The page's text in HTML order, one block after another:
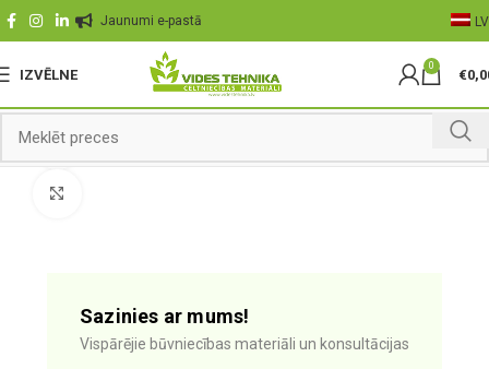
Jaunumi e-pastā LV
IZVĒLNE
0
€
360 product view
Sazinies ar mums!
Vispārējie būvniecības materiāli un konsultācijas